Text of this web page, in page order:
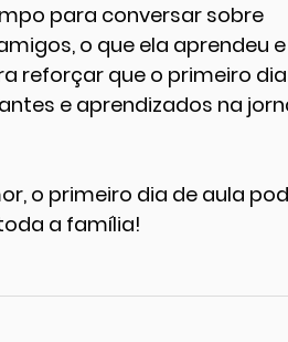
para conversar sobre
o que ela aprendeu e
reforçar que o primeiro
e aprendizados na
o primeiro dia de aula
a família!